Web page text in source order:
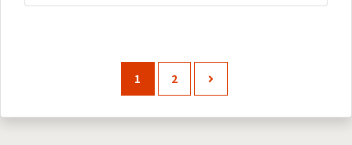
1 2